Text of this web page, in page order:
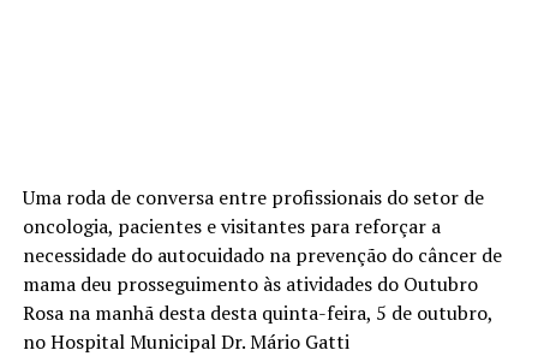
Uma roda de conversa entre profissionais do setor de
oncologia, pacientes e visitantes para reforçar a
necessidade do autocuidado na prevenção do câncer de
mama deu prosseguimento às atividades do Outubro
Rosa na manhã desta desta quinta-feira, 5 de outubro,
no Hospital Municipal Dr. Mário Gatti